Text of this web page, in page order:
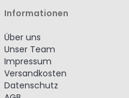
Informationen
Über uns
Unser Team
Impressum
Versandkosten
Datenschutz